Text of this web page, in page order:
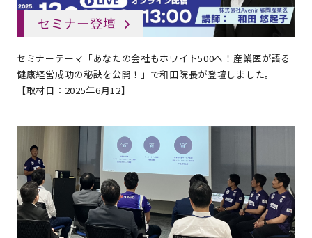
セミナー登壇
セミナーテーマ「あなたの会社もホワイト500へ！産業医が語る
健康経営成功の秘訣を公開！」で和田院長が登壇しました。
【取材日：2025年6月12】